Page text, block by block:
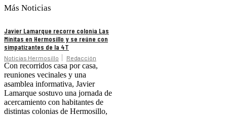
Más Noticias
Javier Lamarque recorre colonia Las
Minitas en Hermosillo y se reúne con
simpatizantes de la 4T
Noticias Hermosillo Redacción
Con recorridos casa por casa,
reuniones vecinales y una
asamblea informativa, Javier
Lamarque sostuvo una jornada de
acercamiento con habitantes de
distintas colonias de Hermosillo,